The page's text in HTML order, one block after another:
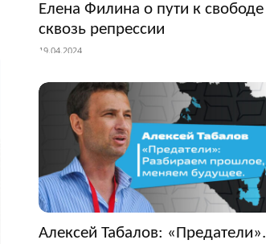
Елена Филина о пути к свободе
сквозь репрессии
19.04.2024
Алексей Табалов: «Предатели».